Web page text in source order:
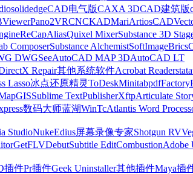
solidedgeCAD电气版CAXA 3DCAD建筑版
Pano2VRCNCKADMariArtiosCAD
ReCapAliasQuixel MixerSubstance 3D
ComposerSubstance AlchemistSoftImage
DWGSeeAutoCAD MAP 3DAutoCAD LT
Repair其他系统软件Acrobat Readerstata
Lasso冰点还原精灵ToDeskMinitabpdfFactory
Sublime TextPublisherXftpArticulate
数码大师蓝湖WinTcAtlantis Word
StudioNukeEdius屏幕录像专家Shotgun RV
GetFLVDebutSubtitle EditCombustionAdobe
插件Pr插件Geek Uninstaller其他插件Maya插